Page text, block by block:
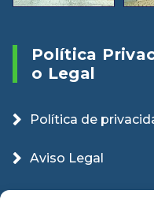
Política
O Legal
Política de
Aviso Legal